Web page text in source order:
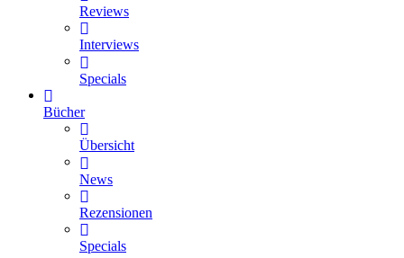
Reviews
Interviews
Specials
Bücher
Übersicht
News
Rezensionen
Specials